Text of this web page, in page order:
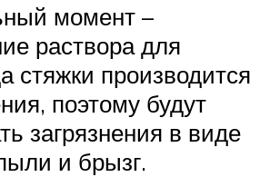
момент –
раствора для
стяжки производится
поэтому будут
загрязнения в виде
и брызг.